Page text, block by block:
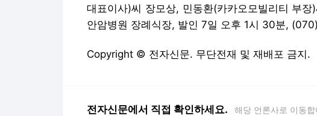
대표이사)씨 장모상, 민동환(카카오모빌리티 부
안암병원 장례식장, 발인 7일 오후 1시 30분,
Copyright © 전자신문. 무단전재 및 재배포 금지.
전자신문에서 직접 확인하세요. 해당 언론사로 이동합